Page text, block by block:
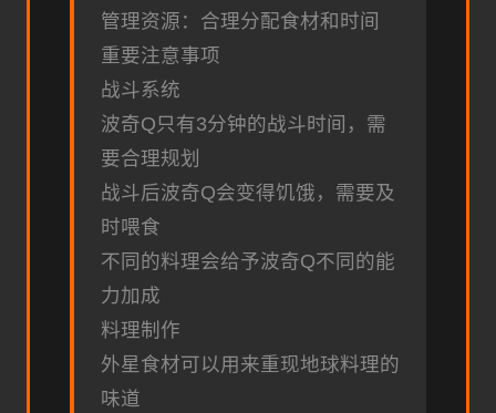
管理资源：合理分配食材和时间
重要注意事项
战斗系统
波奇Q只有3分钟的战斗时间，需
要合理规划
战斗后波奇Q会变得饥饿，需要及
时喂食
不同的料理会给予波奇Q不同的能
力加成
料理制作
外星食材可以用来重现地球料理的
味道